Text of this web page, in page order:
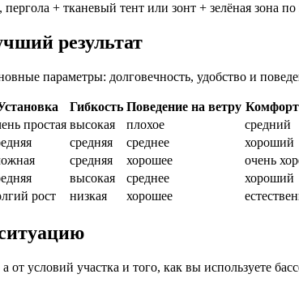
+ тканевый тент или зонт + зелёная зона по
результат
параметры: долговечность, удобство и
Гибкость Поведение на ветру Комфорт
простая высокая плохое
средний
средняя среднее
хороший
средняя хорошее
очень
высокая среднее
хороший
рост низкая хорошее
от условий участка и того, как вы используете